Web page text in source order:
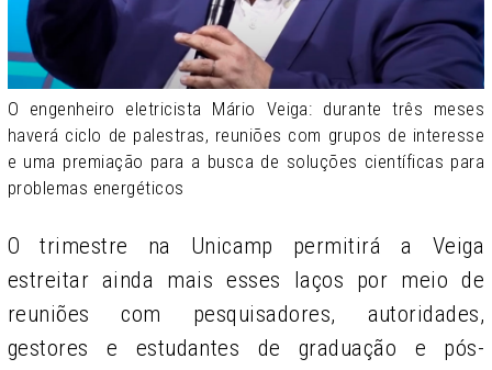
O engenheiro eletricista Mário Veiga: durante três meses
haverá ciclo de palestras, reuniões com grupos de interesse
e uma premiação para a busca de soluções científicas para
problemas energéticos
O trimestre na Unicamp permitirá a Veiga
estreitar ainda mais esses laços por meio de
reuniões com pesquisadores, autoridades,
gestores e estudantes de graduação e pós-